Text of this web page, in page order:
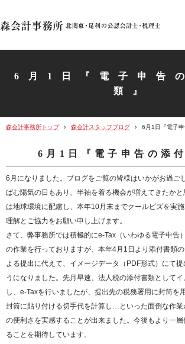
北関
6月1日『電子申告
類』
森会計事務所トップ 森会計スタッフブログ 6月1日『電子申
6月1日『電子申告の添
6月になりました。ブログをご覧の皆様はいかがお過ご
ばむ陽気の日もあり、半袖を着る機会が増えてきたか
は地球環境に配慮し、本年10月末までクールビズを実
理解とご協力をお願い申し上げます。
さて、弊事務所では積極的にe-Tax（いわゆる電子申告
の作業を行っておりますが、本年4月1日より添付書類
よる提出に代えて、イメージデータ（PDF形式）にて
うになりました。先月早速、法人税の添付書類として
し、e-Taxを行いましたが、提出先の税務署用に封筒を
封筒に貼り付ける切手代を計算し…といった面倒な作業
の便利さを実感することが出来ました。今後もより一
ることを期待しています。